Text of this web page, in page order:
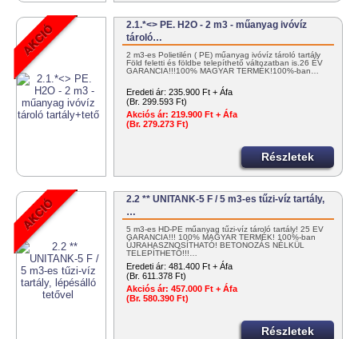
2.1.*<> PE. H2O - 2 m3 - műanyag ivóvíz
tároló…
2 m3-es Polietilén ( PE) műanyag ivóvíz tároló tartály
Föld feletti és földbe telepíthető változatban is.26 ÉV
GARANCIA!!!100% MAGYAR TERMÉK!100%-ban…
Eredeti ár: 235.900 Ft + Áfa
(Br. 299.593 Ft)
Akciós ár: 219.900 Ft + Áfa
(Br. 279.273 Ft)
Részletek
2.2 ** UNITANK-5 F / 5 m3-es tűzi-víz tartály,
…
5 m3-es HD-PE műanyag tűzi-víz tároló tartály! 25 ÉV
GARANCIA!!! 100% MAGYAR TERMÉK! 100%-ban
ÚJRAHASZNOSÍTHATÓ! BETONOZÁS NÉLKÜL
TELEPÍTHETŐ!!!…
Eredeti ár: 481.400 Ft + Áfa
(Br. 611.378 Ft)
Akciós ár: 457.000 Ft + Áfa
(Br. 580.390 Ft)
Részletek